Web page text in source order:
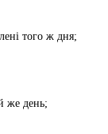
того ж дня;
же день;